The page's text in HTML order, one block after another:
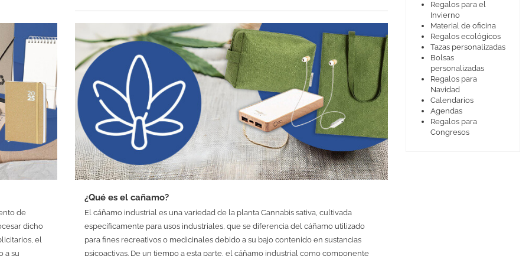
de
dicho
el
a su
¿Qué es el cañamo?
El cáñamo industrial es una variedad de la planta Cannabis sativa, cultivada
específicamente para usos industriales, que se diferencia del cáñamo utilizado
para fines recreativos o medicinales debido a su bajo contenido en sustancias
psicoactivas. De un tiempo a esta parte, el cáñamo industrial como componente
Regalos para el
Invierno
Material de oficina
Regalos ecológicos
Tazas personalizadas
Bolsas
personalizadas
Regalos para
Navidad
Calendarios
Agendas
Regalos para
Congresos